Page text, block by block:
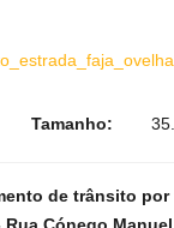
Tamanho:
de trânsito por